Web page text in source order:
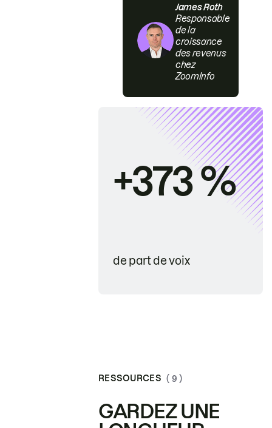
James Roth
Responsable
de la
croissance
des revenus
chez
ZoomInfo
+373 %
de part de voix
RESSOURCES ( 9 )
GARDEZ UNE